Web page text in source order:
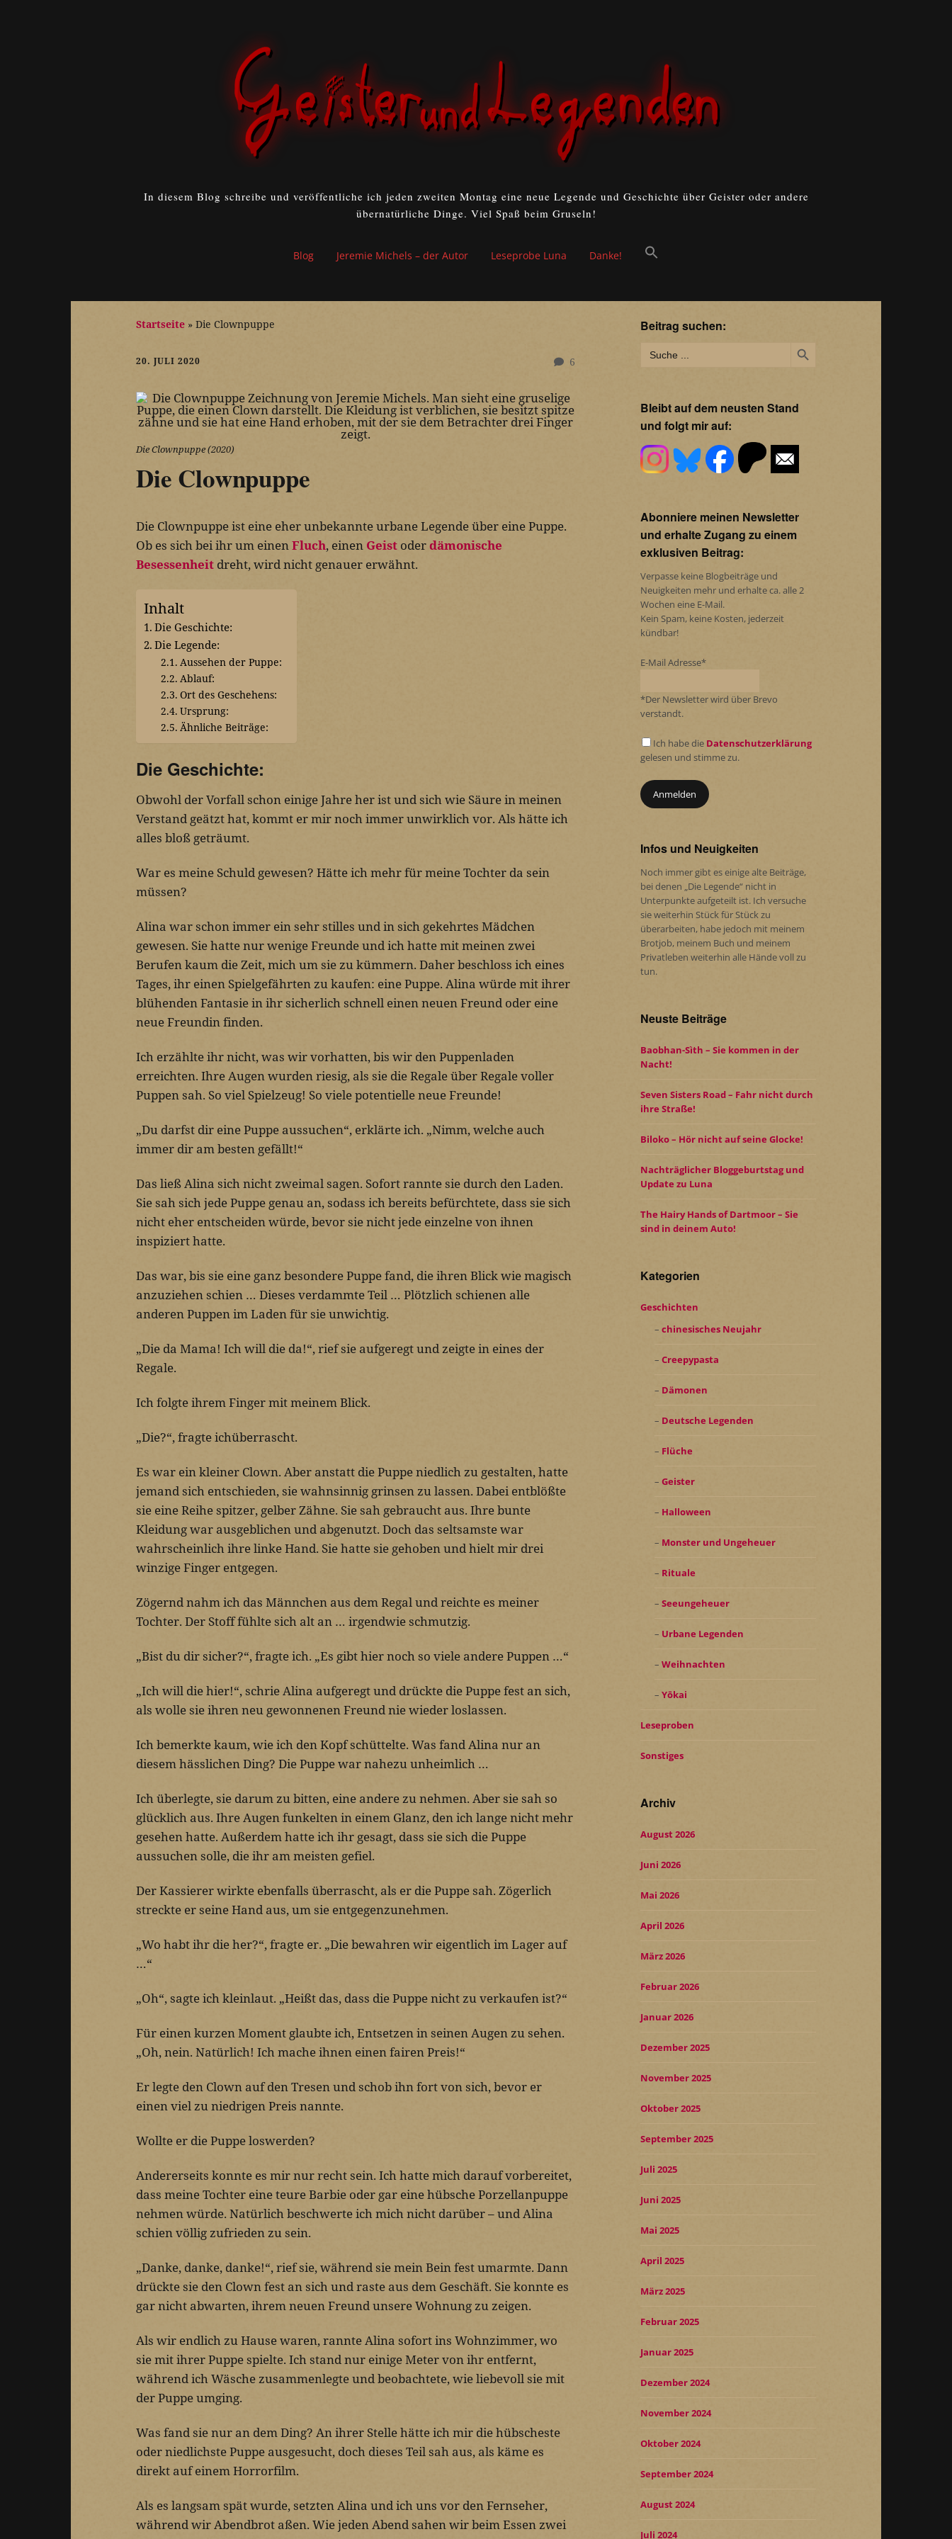
In diesem Blog schreibe und veröffentliche ich jeden zweiten Montag eine neue Legende und Geschichte über Geister oder andere
übernatürliche Dinge. Viel Spaß beim Gruseln!
Blog Jeremie Michels – der Autor Leseprobe Luna Danke!
Startseite » Die Clownpuppe
6
20. JULI 2020
Die Clownpuppe (2020)
Die Clownpuppe
Die Clownpuppe ist eine eher unbekannte urbane Legende über eine Puppe.
Ob es sich bei ihr um einenFluch, einen Geist oderdämonische
Besessenheit dreht, wird nicht genauer erwähnt.
Inhalt
Die Geschichte:
Die Legende:
Aussehen der Puppe:
Ablauf:
Ort des Geschehens:
Ursprung:
Ähnliche Beiträge:
Die Geschichte:
Obwohl der Vorfall schon einige Jahre her ist und sich wie Säure in meinen
Verstand geätzt hat, kommt er mir noch immer unwirklich vor. Als hätte ich
alles bloß geträumt.
War es meine Schuld gewesen? Hätte ich mehr für meine Tochter da sein
müssen?
Alina war schon immer ein sehr stilles und in sich gekehrtes Mädchen
gewesen. Sie hatte nur wenige Freunde und ich hatte mit meinen zwei
Berufen kaum die Zeit, mich um sie zu kümmern. Daher beschloss ich eines
Tages, ihr einen Spielgefährten zu kaufen: eine Puppe. Alina würde mit ihrer
blühenden Fantasie in ihr sicherlich schnell einen neuen Freund oder eine
neue Freundin finden.
Ich erzählte ihr nicht, was wir vorhatten, bis wir den Puppenladen
erreichten. Ihre Augen wurden riesig, als sie die Regale über Regale voller
Puppen sah. So viel Spielzeug! So viele potentielle neue Freunde!
„Du darfst dir eine Puppe aussuchen“, erklärte ich. „Nimm, welche auch
immer dir am besten gefällt!“
Das ließ Alina sich nicht zweimal sagen. Sofort rannte sie durch den Laden.
Sie sah sich jede Puppe genau an, sodass ich bereits befürchtete, dass sie sich
nicht eher entscheiden würde, bevor sie nicht jede einzelne von ihnen
inspiziert hatte.
Das war, bis sie eine ganz besondere Puppe fand, die ihren Blick wie magisch
anzuziehen schien … Dieses verdammte Teil … Plötzlich schienen alle
anderen Puppen im Laden für sie unwichtig.
„Die da Mama! Ich will die da!“, rief sie aufgeregt und zeigte in eines der
Regale.
Ich folgte ihrem Finger mit meinem Blick.
„Die?“, fragte ichüberrascht.
Es war ein kleiner Clown. Aber anstatt die Puppe niedlich zu gestalten, hatte
jemand sich entschieden, sie wahnsinnig grinsen zu lassen. Dabei entblößte
sie eine Reihe spitzer, gelber Zähne. Sie sah gebraucht aus. Ihre bunte
Kleidung war ausgeblichen und abgenutzt. Doch das seltsamste war
wahrscheinlich ihre linke Hand. Sie hatte sie gehoben und hielt mir drei
winzige Finger entgegen.
Zögernd nahm ich das Männchen aus dem Regal und reichte es meiner
Tochter. Der Stoff fühlte sich alt an … irgendwie schmutzig.
„Bist du dir sicher?“, fragte ich. „Es gibt hier noch so viele andere Puppen …“
„Ich will die hier!“, schrie Alina aufgeregt und drückte die Puppe fest an sich,
als wolle sie ihren neu gewonnenen Freund nie wieder loslassen.
Ich bemerkte kaum, wie ich den Kopf schüttelte. Was fand Alina nur an
diesem hässlichen Ding? Die Puppe war nahezu unheimlich …
Ich überlegte, sie darum zu bitten, eine andere zu nehmen. Aber sie sah so
glücklich aus. Ihre Augen funkelten in einem Glanz, den ich lange nicht mehr
gesehen hatte. Außerdem hatte ich ihr gesagt, dass sie sich die Puppe
aussuchen solle, die ihr am meisten gefiel.
Der Kassierer wirkte ebenfalls überrascht, als er die Puppe sah. Zögerlich
streckte er seine Hand aus, um sie entgegenzunehmen.
„Wo habt ihr die her?“, fragte er. „Die bewahren wir eigentlich im Lager auf
…“
„Oh“, sagte ich kleinlaut. „Heißt das, dass die Puppe nicht zu verkaufen ist?“
Für einen kurzen Moment glaubte ich, Entsetzen in seinen Augen zu sehen.
„Oh, nein. Natürlich! Ich mache ihnen einen fairen Preis!“
Er legte den Clown auf den Tresen und schob ihn fort von sich, bevor er
einen viel zu niedrigen Preis nannte.
Wollte er die Puppe loswerden?
Andererseits konnte es mir nur recht sein. Ich hatte mich darauf vorbereitet,
dass meine Tochter eine teure Barbie oder gar eine hübsche Porzellanpuppe
nehmen würde. Natürlich beschwerte ich mich nicht darüber – und Alina
schien völlig zufrieden zu sein.
„Danke, danke, danke!“, rief sie, während sie mein Bein fest umarmte. Dann
drückte sie den Clown fest an sich und raste aus dem Geschäft. Sie konnte es
gar nicht abwarten, ihrem neuen Freund unsere Wohnung zu zeigen.
Als wir endlich zu Hause waren, rannte Alina sofort ins Wohnzimmer, wo
sie mit ihrer Puppe spielte. Ich stand nur einige Meter von ihr entfernt,
während ich Wäsche zusammenlegte und beobachtete, wie liebevoll sie mit
der Puppe umging.
Was fand sie nur an dem Ding? An ihrer Stelle hätte ich mir die hübscheste
oder niedlichste Puppe ausgesucht, doch dieses Teil sah aus, als käme es
direkt auf einem Horrorfilm.
Als es langsam spät wurde, setzten Alina und ich uns vor den Fernseher,
während wir Abendbrot aßen. Wie jeden Abend sahen wir beim Essen zwei
Beitrag suchen:
for:
Bleibt auf dem neusten Stand
und folgt mir auf:
Abonniere meinen Newsletter
und erhalte Zugang zu einem
exklusiven Beitrag:
Verpasse keine Blogbeiträge und
Neuigkeiten mehr und erhalte ca. alle 2
Wochen eine E-Mail.
Kein Spam, keine Kosten, jederzeit
kündbar!
E-Mail Adresse*
*Der Newsletter wird über Brevo
verstandt.
Ich habe die Datenschutzerklärung
gelesen und stimme zu.
Infos und Neuigkeiten
Noch immer gibt es einige alte Beiträge,
bei denen „Die Legende“ nicht in
Unterpunkte aufgeteilt ist. Ich versuche
sie weiterhin Stück für Stück zu
überarbeiten, habe jedoch mit meinem
Brotjob, meinem Buch und meinem
Privatleben weiterhin alle Hände voll zu
tun.
Neuste Beiträge
Baobhan-Sìth – Sie kommen in der
Nacht!
Seven Sisters Road – Fahr nicht durch
ihre Straße!
Biloko – Hör nicht auf seine Glocke!
Nachträglicher Bloggeburtstag und
Update zu Luna
The Hairy Hands of Dartmoor – Sie
sind in deinem Auto!
Kategorien
Geschichten
chinesisches Neujahr
Creepypasta
Dämonen
Deutsche Legenden
Flüche
Geister
Halloween
Monster und Ungeheuer
Rituale
Seeungeheuer
Urbane Legenden
Weihnachten
Yōkai
Leseproben
Sonstiges
Archiv
August 2026
Juni 2026
Mai 2026
April 2026
März 2026
Februar 2026
Januar 2026
Dezember 2025
November 2025
Oktober 2025
September 2025
Juli 2025
Juni 2025
Mai 2025
April 2025
März 2025
Februar 2025
Januar 2025
Dezember 2024
November 2024
Oktober 2024
September 2024
August 2024
Juli 2024